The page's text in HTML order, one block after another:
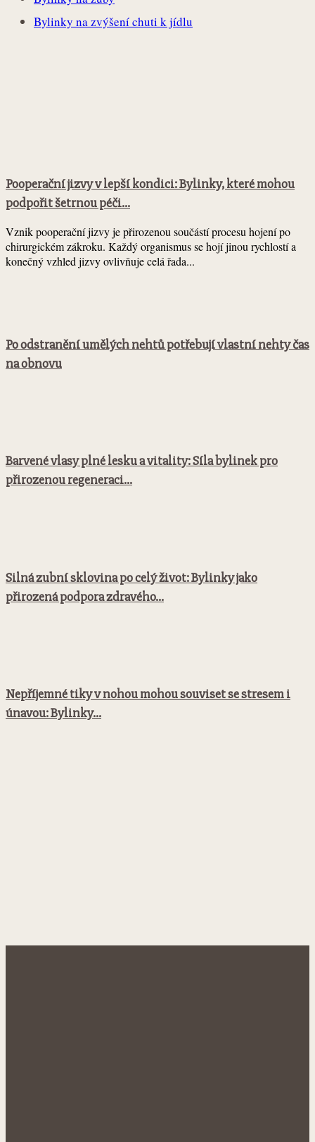
Bylinky na zvýšení chuti k jídlu
Pooperační jizvy v lepší kondici: Bylinky, které mohou
podpořit šetrnou péči...
Vznik pooperační jizvy je přirozenou součástí procesu hojení po
chirurgickém zákroku. Každý organismus se hojí jinou rychlostí a
konečný vzhled jizvy ovlivňuje celá řada...
Po odstranění umělých nehtů potřebují vlastní nehty čas
na obnovu
Barvené vlasy plné lesku a vitality: Síla bylinek pro
přirozenou regeneraci...
Silná zubní sklovina po celý život: Bylinky jako
přirozená podpora zdravého...
Nepříjemné tiky v nohou mohou souviset se stresem i
únavou: Bylinky...